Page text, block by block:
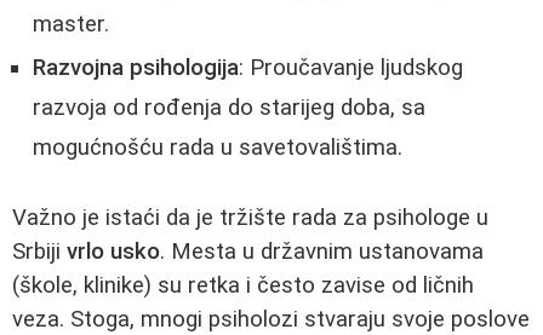
master.
Razvojna psihologija: Proučavanje ljudskog
razvoja od rođenja do starijeg doba, sa
mogućnošću rada u savetovalištima.
Važno je istaći da je tržište rada za psihologe u
Srbiji vrlo usko. Mesta u državnim ustanovama
(škole, klinike) su retka i često zavise od ličnih
veza. Stoga, mnogi psiholozi stvaraju svoje poslove